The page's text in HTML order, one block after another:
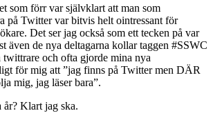
som förr var självklart att man som
på Twitter var bitvis helt ointressant för
Det ser jag också som ett tecken på var
även de nya deltagarna kollar taggen #SSWC
twittrare och ofta gjorde mina nya
för mig att ”jag finns på Twitter men DÄR
mig, jag läser bara”.
år? Klart jag ska.